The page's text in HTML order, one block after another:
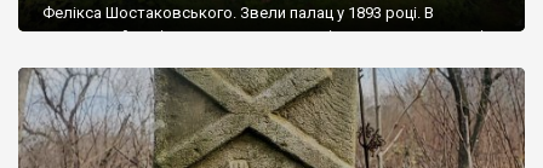
Фелікса Шостаковського. Звели палац у 1893 році. В
радянський період у ньому спочатку містилася школа, потім
століття тут розмістили туберкульозну лікарню. Коли із
палацу виїхала лікарня – ми точно не […]